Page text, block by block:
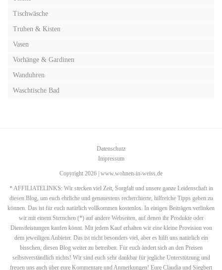
Tischwäsche
Truhen & Kisten
Vasen
Vorhänge & Gardinen
Wanduhren
Waschtische Bad
Datenschutz
Impressum
Copyright 2026 | www.wohnen-in-weiss.de
* AFFILIATELINKS: Wir stecken viel Zeit, Sorgfalt und unsere ganze Leidenschaft in
diesen Blog, um euch ehrliche und genauestens recherchierte, hilfreiche Tipps geben zu
können. Das ist für euch natürlich vollkommen kostenlos. In einigen Beiträgen verlinken
wir mit einem Sternchen (*) auf andere Webseiten, auf denen ihr Produkte oder
Dienstleistungen kaufen könnt. Mit jedem Kauf erhalten wir eine kleine Provision von
dem jeweiligen Anbieter. Das ist nicht besonders viel, aber es hilft uns natürlich ein
bisschen, diesen Blog weiter zu betreiben. Für euch ändert sich an den Preisen
selbstverständlich nichts! Wir sind euch sehr dankbar für jegliche Unterstützung und
freuen uns auch über eure Kommentare und Anmerkungen! Eure Claudia und Siegbert